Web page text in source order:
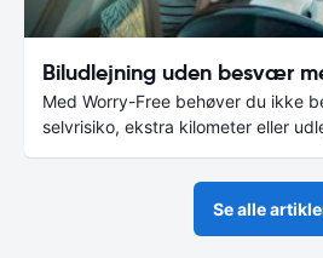
Biludlejning uden besvær
Med Worry-Free behøver du ikke
selvrisiko, ekstra kilometer eller
Se alle